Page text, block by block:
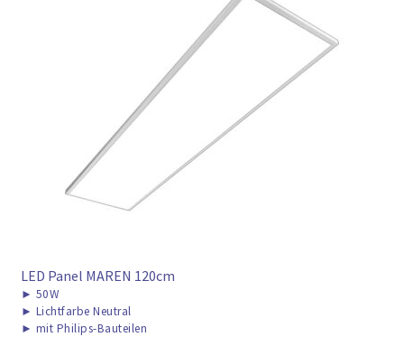
LED Panel MAREN 120cm
► 50W
► Lichtfarbe Neutral
► mit Philips-Bauteilen